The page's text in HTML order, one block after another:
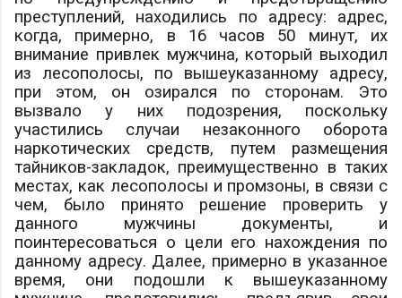
преступлений, находились по адресу: адрес,
когда, примерно, в 16 часов 50 минут, их
внимание привлек мужчина, который выходил
из лесополосы, по вышеуказанному адресу,
при этом, он озирался по сторонам. Это
вызвало у них подозрения, поскольку
участились случаи незаконного оборота
наркотических средств, путем размещения
тайников-закладок, преимущественно в таких
местах, как лесополосы и промзоны, в связи с
чем, было принято решение проверить у
данного мужчины документы, и
поинтересоваться о цели его нахождения по
данному адресу. Далее, примерно в указанное
время, они подошли к вышеуказанному